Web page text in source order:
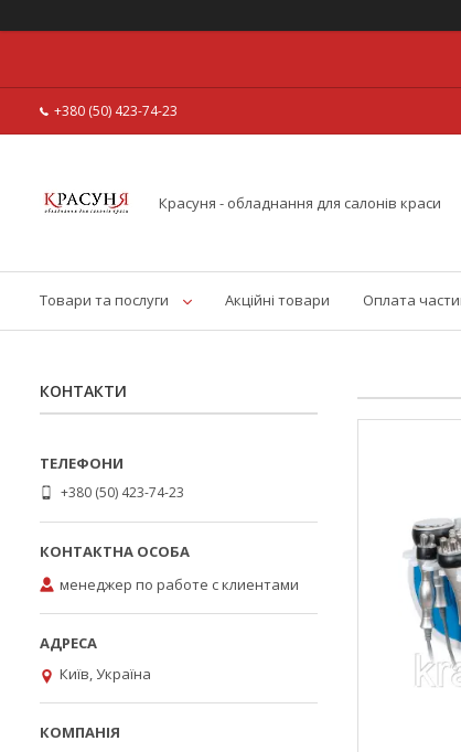
+380 (50) 423-74-23
Красуня - обладнання для салонів краси
Товари та послуги Акційні товари Оплата
КОНТАКТИ
+380 (50) 423-74-23
менеджер по работе с клиентами
Київ, Україна